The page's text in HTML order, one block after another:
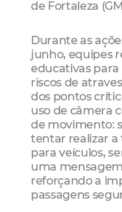
de Fortaleza
Durante as
junho, equipes
educativas para
riscos de
dos pontos
uso de câmera
de movimento:
tentar realizar a
para veículos,
uma
reforçando a
passagens